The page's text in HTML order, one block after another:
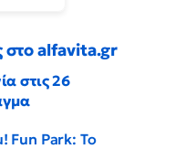
στο alfavita.gr
στις 26
Fun Park: Το